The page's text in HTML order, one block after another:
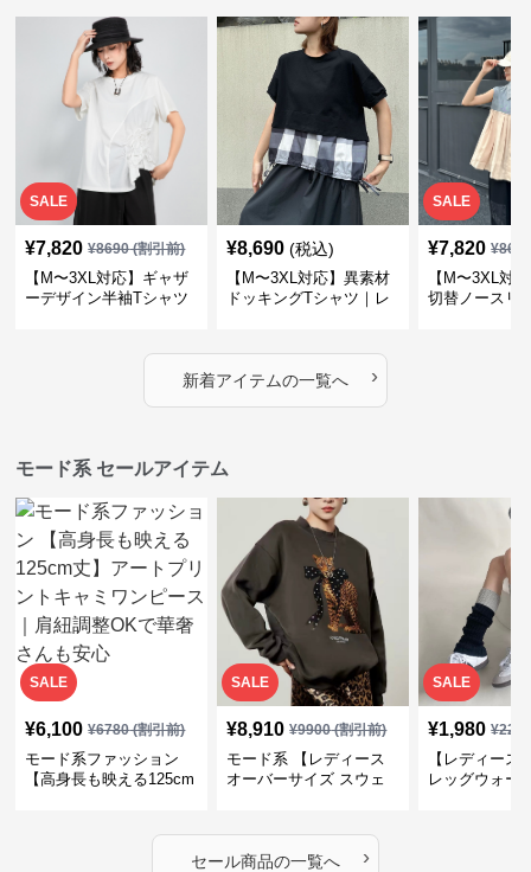
SALE
¥7,820 ¥8690(割引前)
【M〜3XL対応】ギャザ
ーデザイン半袖Tシャツ
¥8,690 (税込)
【M〜3XL対応】異素材
ドッキングTシャツ｜レ
カバー・大人モード
SALE
¥7,820 ¥
【M〜3XL対
切替ノースリ
新着アイテムの一覧へ ›
モード系 セールアイテム
SALE
¥6,100 ¥6780(割引前)
モード系ファッション
【高身長も映える125cm
OKで華奢さんも安心
SALE
¥8,910 ¥9900(割引前)
モード系 【レディース
オーバーサイズ スウェ
ったりモード
SALE
¥1,980 ¥
【レディース
レッグウォー
セール商品の一覧へ ›